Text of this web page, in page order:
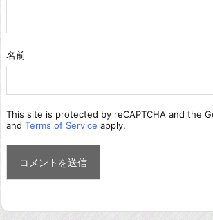
名前
This site is protected by reCAPTCHA and the
and Terms of Service apply.